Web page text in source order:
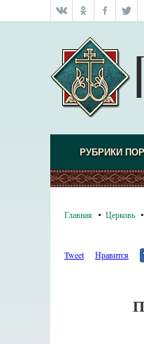
РУБРИКИ
Главная Церковь
Tweet Нравится